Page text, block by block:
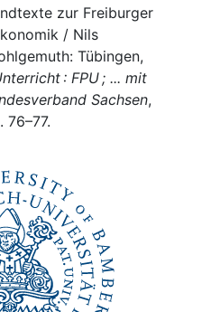
zur Freiburger
/ Nils
Tübingen,
: FPU ; ... mit
Sachsen,
76–77.